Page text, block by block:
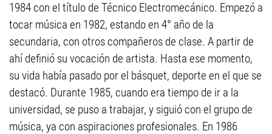
1984 con el título de Técnico Electromecánico. Empezó a
tocar música en 1982, estando en 4° año de la
secundaria, con otros compañeros de clase. A partir de
ahí definió su vocación de artista. Hasta ese momento,
su vida había pasado por el básquet, deporte en el que se
destacó. Durante 1985, cuando era tiempo de ir a la
universidad, se puso a trabajar, y siguió con el grupo de
música, ya con aspiraciones profesionales. En 1986